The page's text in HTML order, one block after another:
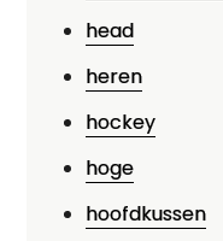
head
heren
hockey
hoge
hoofdkussen